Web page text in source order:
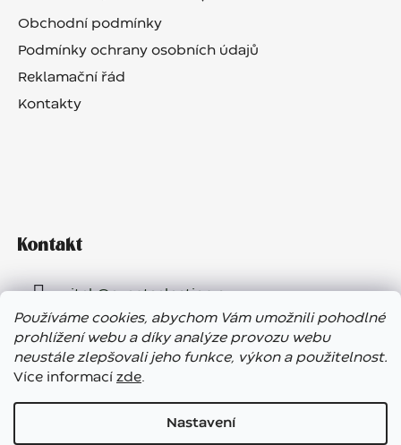
Používáme cookies, abychom Vám umožnili pohodlné
prohlížení webu a díky analýze provozu webu
neustále zlepšovali jeho funkce, výkon a použitelnost.
Více informací zde.
Nastavení
Obchodní podmínky
Podmínky ochrany osobních údajů
Reklamační řád
Kontakty
Kontakt
vitek@eventselection.cz
+420 602 410 657